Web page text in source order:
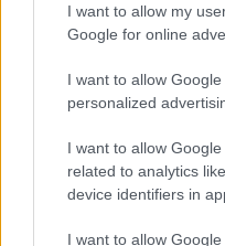
I want to allow my
Google for online
I want to allow
personalized
I want to allow
related to analytics
device identifiers in
I want to allow
μεγατόνων»,
Βαλαντσιούνας
ολοκληρώσει την
«μαγικό κόσμο» και
πρόταση της
δημοσίευμα
Παναθηναϊκός